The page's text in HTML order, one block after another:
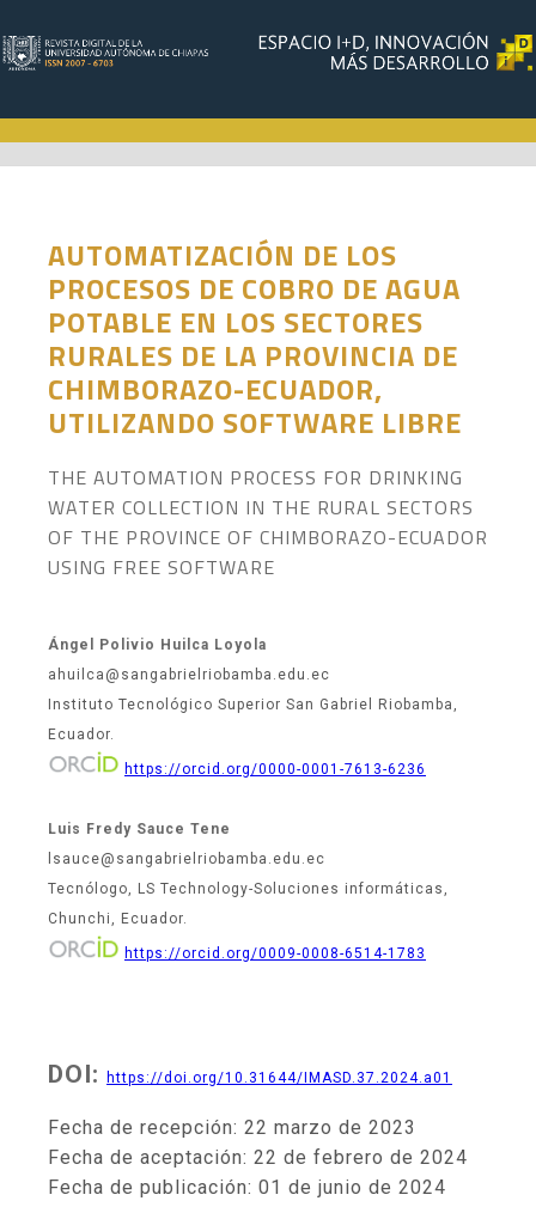
AUTOMATIZACIÓN DE LOS
PROCESOS DE COBRO DE AGUA
POTABLE EN LOS SECTORES
RURALES DE LA PROVINCIA DE
CHIMBORAZO-ECUADOR,
UTILIZANDO SOFTWARE LIBRE
THE AUTOMATION PROCESS FOR DRINKING
WATER COLLECTION IN THE RURAL SECTORS
OF THE PROVINCE OF CHIMBORAZO-ECUADOR
USING FREE SOFTWARE
Ángel Polivio Huilca Loyola
ahuilca@sangabrielriobamba.edu.ec
Instituto Tecnológico Superior San Gabriel Riobamba,
Ecuador.
https://orcid.org/0000-0001-7613-6236
Luis Fredy Sauce Tene
lsauce@sangabrielriobamba.edu.ec
Tecnólogo, LS Technology-Soluciones informáticas,
Chunchi, Ecuador.
https://orcid.org/0009-0008-6514-1783
DOI: https://doi.org/10.31644/IMASD.37.2024.a01
Fecha de recepción: 22 marzo de 2023
Fecha de aceptación: 22 de febrero de 2024
Fecha de publicación: 01 de junio de 2024